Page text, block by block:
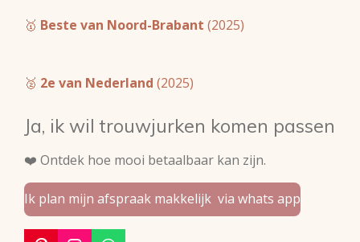
🥇 Beste van Noord-Brabant (2025)
🥈 2e van Nederland (2025)
Ja, ik wil trouwjurken komen passen
❤️ Ontdek hoe mooi betaalbaar kan zijn.
Ik plan mijn afspraak makkelijk via whats app